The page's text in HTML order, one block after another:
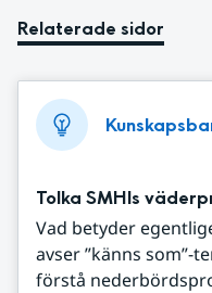
Relaterade sidor
Tolka SMHIs
Vad betyder
avser ”känns som”-
förstå